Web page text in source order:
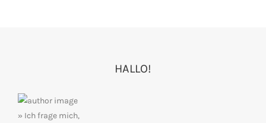
HALLO!
» Ich frage mich,